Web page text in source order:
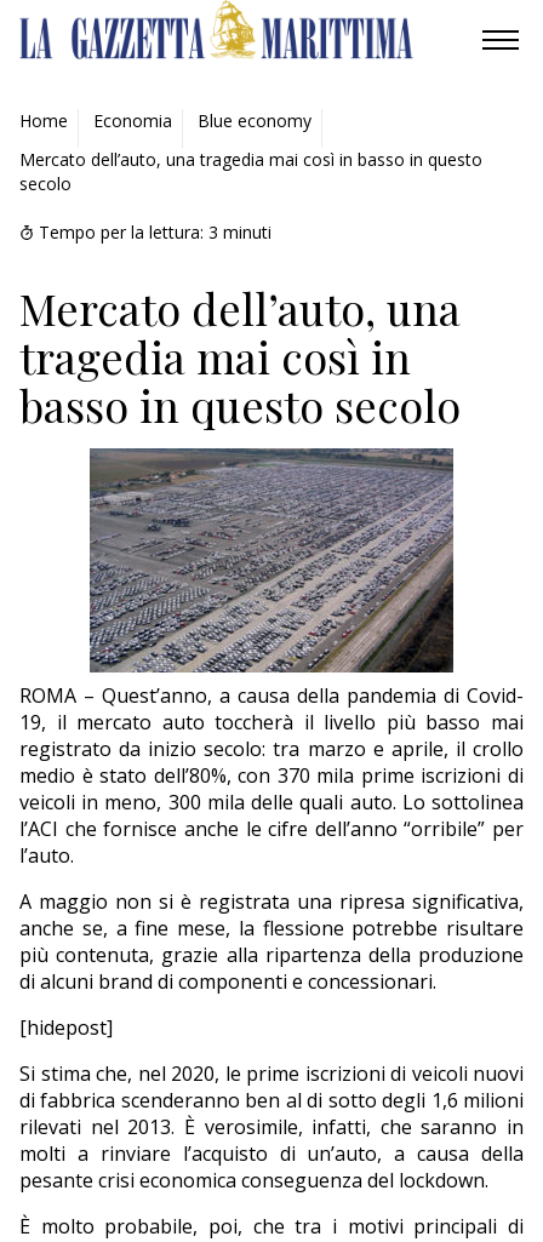
AMBIENTE
MOBILITÀ
INDUSTRIA
ECONOMIA
TURISMO
CULTURA
NAUTICA
EDITORIALI
Home Economia
Blue economy
Mercato dell’auto, una tragedia mai così in basso in questo
secolo
Tempo per la lettura: 3 minuti
Mercato dell’auto, una
tragedia mai così in
basso in questo secolo
ROMA – Quest’anno, a causa della pandemia di Covid-
19, il mercato auto toccherà il livello più basso mai
registrato da inizio secolo: tra marzo e aprile, il crollo
medio è stato dell’80%, con 370 mila prime iscrizioni di
veicoli in meno, 300 mila delle quali auto. Lo sottolinea
l’ACI che fornisce anche le cifre dell’anno “orribile” per
l’auto.
A maggio non si è registrata una ripresa significativa,
anche se, a fine mese, la flessione potrebbe risultare
più contenuta, grazie alla ripartenza della produzione
di alcuni brand di componenti e concessionari.
[hidepost]
Si stima che, nel 2020, le prime iscrizioni di veicoli nuovi
di fabbrica scenderanno ben al di sotto degli 1,6 milioni
rilevati nel 2013. È verosimile, infatti, che saranno in
molti a rinviare l’acquisto di un’auto, a causa della
pesante crisi economica conseguenza del lockdown.
È molto probabile, poi, che tra i motivi principali di